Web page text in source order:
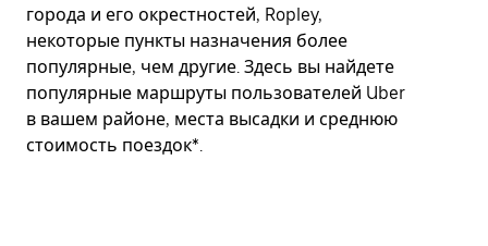
города и его окрестностей, Ropley,
некоторые пункты назначения более
популярные, чем другие. Здесь вы найдете
популярные маршруты пользователей Uber
в вашем районе, места высадки и среднюю
стоимость поездок*.